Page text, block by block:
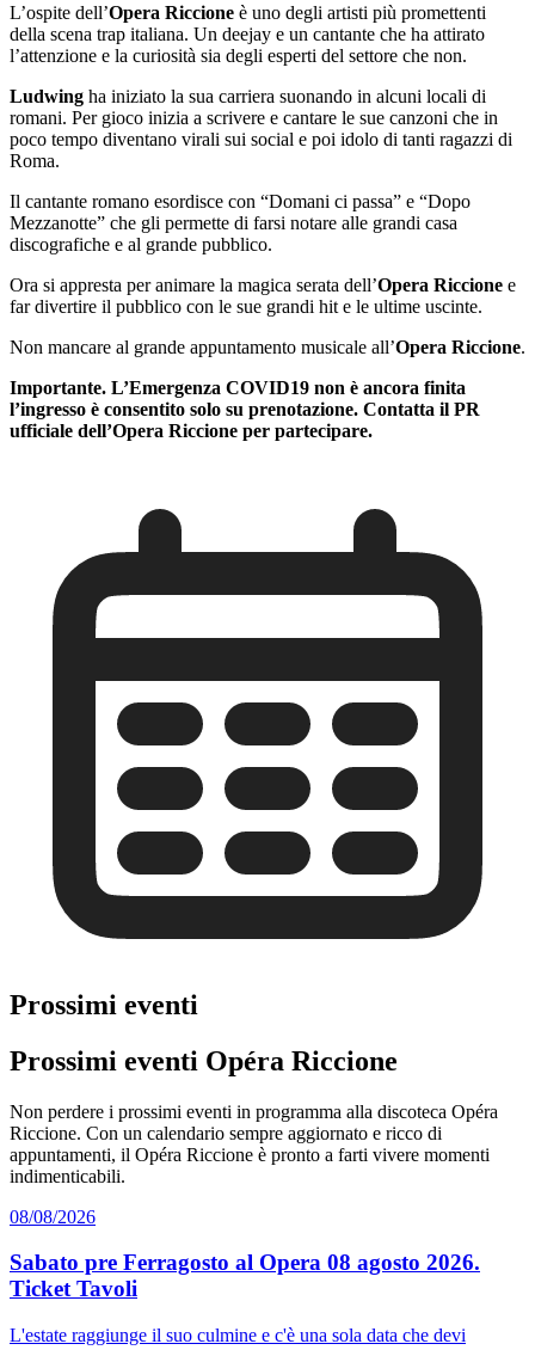
L’ospite dell’Opera Riccione è uno degli artisti più promettenti
della scena trap italiana. Un deejay e un cantante che ha attirato
l’attenzione e la curiosità sia degli esperti del settore che non.
Ludwing ha iniziato la sua carriera suonando in alcuni locali di
romani. Per gioco inizia a scrivere e cantare le sue canzoni che in
poco tempo diventano virali sui social e poi idolo di tanti ragazzi di
Roma.
Il cantante romano esordisce con “Domani ci passa” e “Dopo
Mezzanotte” che gli permette di farsi notare alle grandi casa
discografiche e al grande pubblico.
Ora si appresta per animare la magica serata dell’Opera Riccione e
far divertire il pubblico con le sue grandi hit e le ultime uscinte.
Non mancare al grande appuntamento musicale all’Opera Riccione.
Importante. L’Emergenza COVID19 non è ancora finita
l’ingresso è consentito solo su prenotazione. Contatta il PR
ufficiale dell’Opera Riccione per partecipare.
Prossimi eventi
Prossimi eventi Opéra Riccione
Non perdere i prossimi eventi in programma alla discoteca Opéra
Riccione. Con un calendario sempre aggiornato e ricco di
appuntamenti, il Opéra Riccione è pronto a farti vivere momenti
indimenticabili.
08/08/2026
Sabato pre Ferragosto al Opera 08 agosto 2026.
Ticket Tavoli
L'estate raggiunge il suo culmine e c'è una sola data che devi